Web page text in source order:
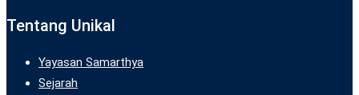
Tentang Unikal
Yayasan Samarthya
Sejarah